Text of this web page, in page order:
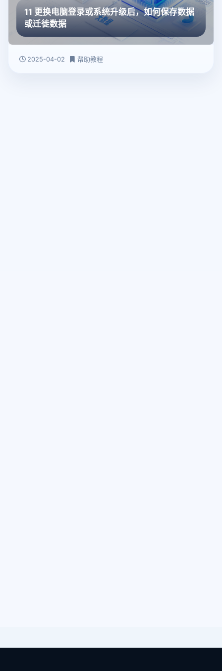
11 更换电脑登录或系统升级后，如何保存数据
或迁徙数据
2025-04-02 帮助教程